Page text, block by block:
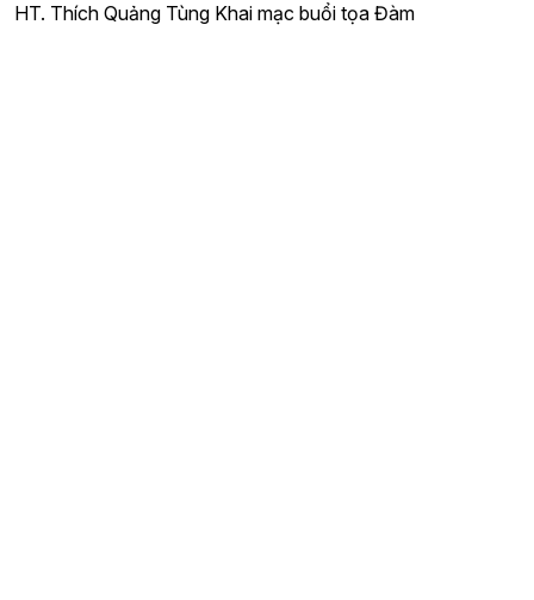
HT. Thích Quảng Tùng Khai mạc buổi tọa Đàm